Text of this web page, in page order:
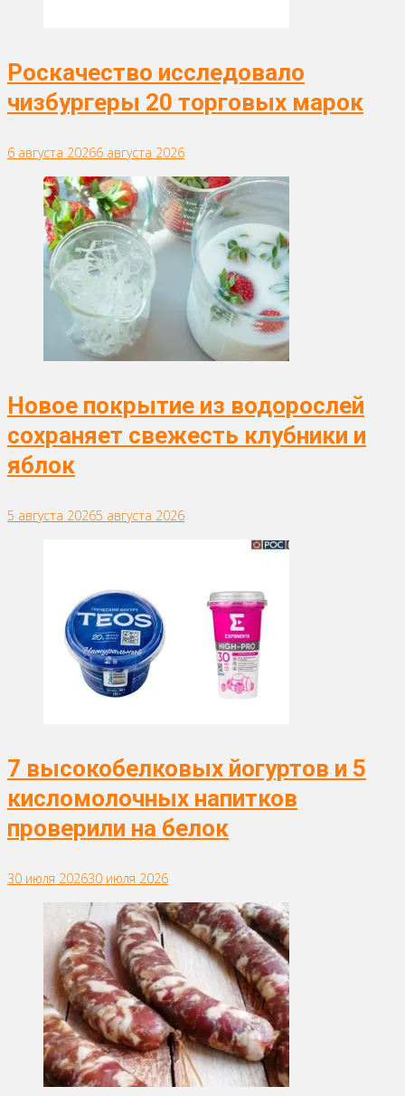
Роскачество исследовало
чизбургеры 20 торговых марок
6 августа 20266 августа 2026
Новое покрытие из водорослей
сохраняет свежесть клубники и
яблок
5 августа 20265 августа 2026
7 высокобелковых йогуртов и 5
кисломолочных напитков
проверили на белок
30 июля 202630 июля 2026